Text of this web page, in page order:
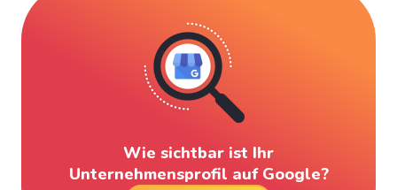
Wie sichtbar ist Ihr
Unternehmensprofil auf Google?